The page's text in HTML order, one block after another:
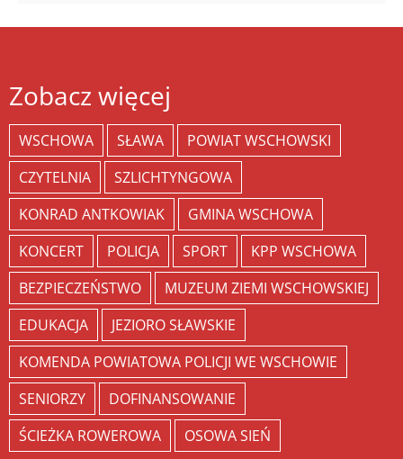
Zobacz więcej
WSCHOWA SŁAWA
POWIAT WSCHOWSKI
CZYTELNIA
SZLICHTYNGOWA
KONRAD ANTKOWIAK
GMINA WSCHOWA
KONCERT
POLICJA SPORT
KPP WSCHOWA
BEZPIECZEŃSTWO
MUZEUM ZIEMI WSCHOWSKIEJ
EDUKACJA
JEZIORO SŁAWSKIE
KOMENDA POWIATOWA POLICJI WE WSCHOWIE
SENIORZY
DOFINANSOWANIE
ŚCIEŻKA ROWEROWA
OSOWA SIEŃ